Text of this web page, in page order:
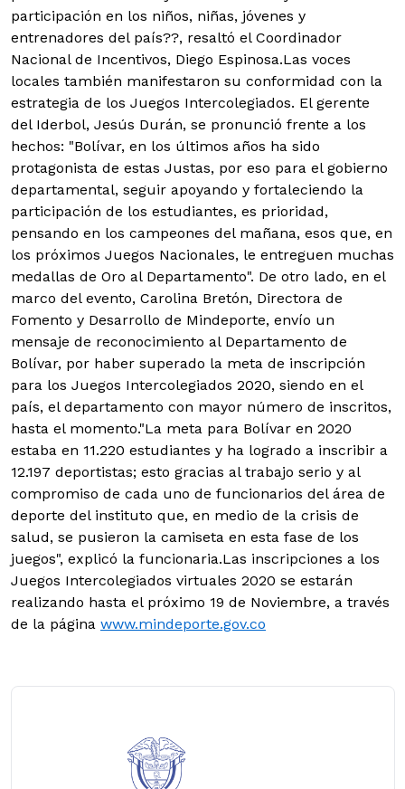
participación en los niños, niñas, jóvenes y
entrenadores del país??, resaltó el Coordinador
Nacional de Incentivos, Diego Espinosa.Las voces
locales también manifestaron su conformidad con la
estrategia de los Juegos Intercolegiados. El gerente
del Iderbol, Jesús Durán, se pronunció frente a los
hechos: "Bolívar, en los últimos años ha sido
protagonista de estas Justas, por eso para el gobierno
departamental, seguir apoyando y fortaleciendo la
participación de los estudiantes, es prioridad,
pensando en los campeones del mañana, esos que, en
los próximos Juegos Nacionales, le entreguen muchas
medallas de Oro al Departamento". De otro lado, en el
marco del evento, Carolina Bretón, Directora de
Fomento y Desarrollo de Mindeporte, envío un
mensaje de reconocimiento al Departamento de
Bolívar, por haber superado la meta de inscripción
para los Juegos Intercolegiados 2020, siendo en el
país, el departamento con mayor número de inscritos,
hasta el momento."La meta para Bolívar en 2020
estaba en 11.220 estudiantes y ha logrado a inscribir a
12.197 deportistas; esto gracias al trabajo serio y al
compromiso de cada uno de funcionarios del área de
deporte del instituto que, en medio de la crisis de
salud, se pusieron la camiseta en esta fase de los
juegos", explicó la funcionaria.Las inscripciones a los
Juegos Intercolegiados virtuales 2020 se estarán
realizando hasta el próximo 19 de Noviembre, a través
de la página www.mindeporte.gov.co